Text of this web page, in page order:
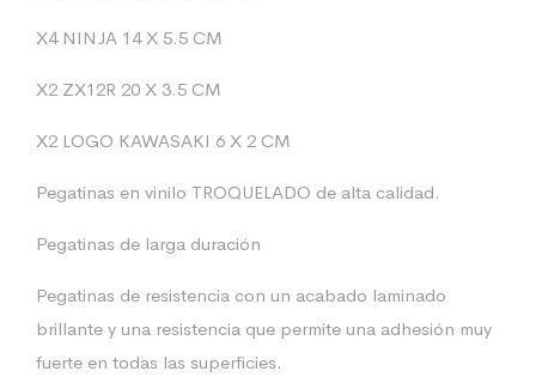
X4 NINJA 14 X 5.5 CM
X2 ZX12R 20 X 3.5 CM
X2 LOGO KAWASAKI 6 X 2 CM
Pegatinas en vinilo TROQUELADO de alta calidad.
Pegatinas de larga duración
Pegatinas de resistencia con un acabado laminado
brillante y una resistencia que permite una adhesión muy
fuerte en todas las superficies.